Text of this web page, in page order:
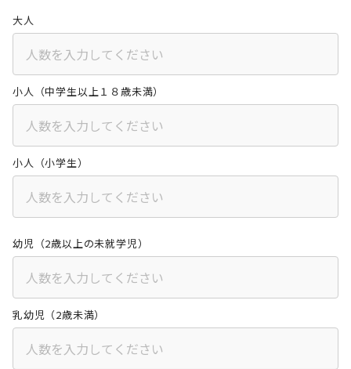
大人
小人（中学生以上１８歳未満）
小人（小学生）
幼児（2歳以上の未就学児）
乳幼児（2歳未満）